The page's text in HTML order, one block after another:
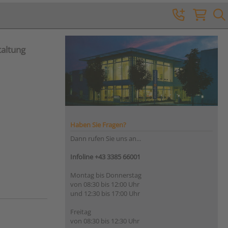
Haben Sie Fragen?
Dann rufen Sie uns an...
Infoline +43 3385 66001
Montag bis Donnerstag
von 08:30 bis 12:00 Uhr
und 12:30 bis 17:00 Uhr
Freitag
von 08:30 bis 12:30 Uhr